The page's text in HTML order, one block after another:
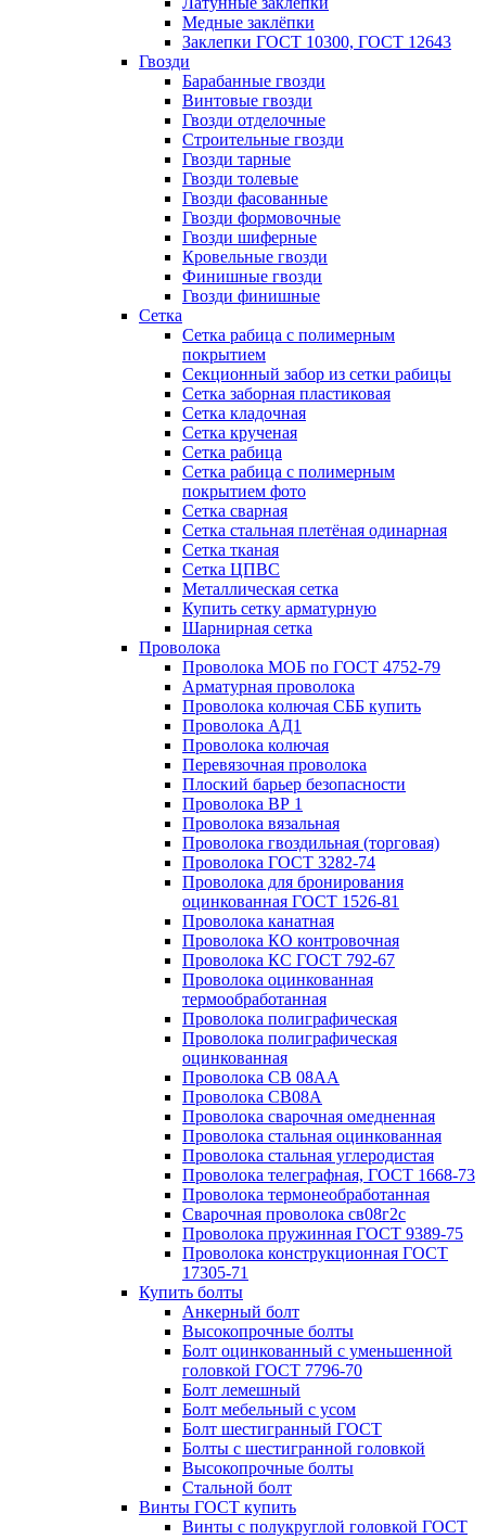
Медные заклёпки
Заклепки ГОСТ 10300, ГОСТ 12643
Гвозди
Барабанные гвозди
Винтовые гвозди
Гвозди отделочные
Строительные гвозди
Гвозди тарные
Гвозди толевые
Гвозди фасованные
Гвозди формовочные
Гвозди шиферные
Кровельные гвозди
Финишные гвозди
Гвозди финишные
Сетка
Сетка рабица с полимерным
покрытием
Секционный забор из сетки рабицы
Сетка заборная пластиковая
Сетка кладочная
Сетка крученая
Сетка рабица
Сетка рабица с полимерным
покрытием фото
Сетка сварная
Сетка стальная плетёная одинарная
Сетка тканая
Сетка ЦПВС
Металлическая сетка
Купить сетку арматурную
Шарнирная сетка
Проволока
Проволока МОБ по ГОСТ 4752-79
Арматурная проволока
Проволока колючая СББ купить
Проволока АД1
Проволока колючая
Перевязочная проволока
Плоский барьер безопасности
Проволока ВР 1
Проволока вязальная
Проволока гвоздильная (торговая)
Проволока ГОСТ 3282-74
Проволока для бронирования
оцинкованная ГОСТ 1526-81
Проволока канатная
Проволока КО контровочная
Проволока КС ГОСТ 792-67
Проволока оцинкованная
термообработанная
Проволока полиграфическая
Проволока полиграфическая
оцинкованная
Проволока СВ 08АА
Проволока СВ08А
Проволока сварочная омедненная
Проволока стальная оцинкованная
Проволока стальная углеродистая
Проволока телеграфная, ГОСТ 1668-73
Проволока термонеобработанная
Сварочная проволока св08г2с
Проволока пружинная ГОСТ 9389-75
Проволока конструкционная ГОСТ
17305-71
Купить болты
Анкерный болт
Высокопрочные болты
Болт оцинкованный с уменьшенной
головкой ГОСТ 7796-70
Болт лемешный
Болт мебельный с усом
Болт шестигранный ГОСТ
Болты с шестигранной головкой
Высокопрочные болты
Стальной болт
Винты ГОСТ купить
Винты с полукруглой головкой ГОСТ